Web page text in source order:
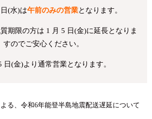
(水)は午前のみの営業となります。
期限の方は 1 月 5 日(金)に延長となりま
すのでご安心ください。
日(金)より通常営業となります。
る、令和6年能登半島地震配送遅延について